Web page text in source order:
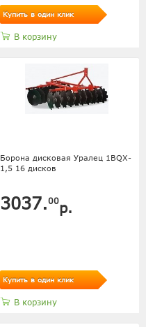
Купить в один клик
В корзину
Борона дисковая Уралец 1BQX-
1,5 16 дисков
3037.00р.
Купить в один клик
В корзину